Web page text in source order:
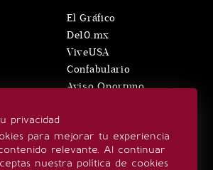
privacidad
para mejorar tu experiencia
relevante. Al continuar
nuestra política de cookies
El Gráfico
De10.mx
ViveUSA
Confabulario
Aviso Oportuno
SÍGUENOS